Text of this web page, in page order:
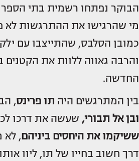
הבוקר נפתחו רשמית בתי הספר
מי שהרגישו את ההתרגשות לא
כמובן הסלבס, שהתייצבו עם
והרבה גאווה ללוות את הקטנים
החדשה.
בין המתרגשים היה תו פרינס,
ובן אל תבורי, שעשה את דרכו
ששיקמו את היחסים ביניהם, לא
דרך חשוב בחייו של תו, ליוו